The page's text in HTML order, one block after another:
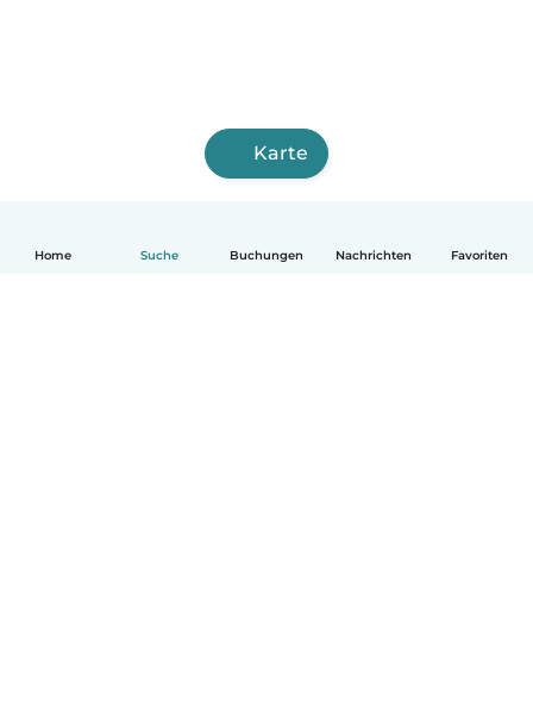
Home Suche Buchungen Nachrichten Favoriten
Karte